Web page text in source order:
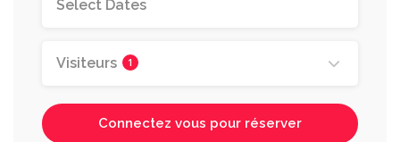
Visiteurs 1
Connectez vous pour réserver